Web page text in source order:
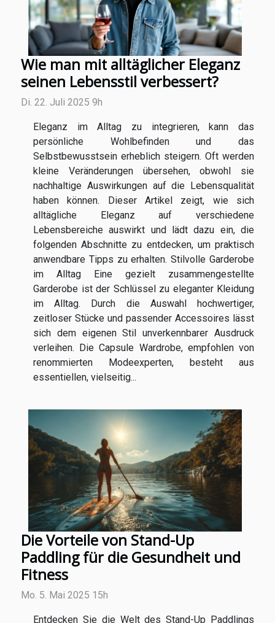
Wie man mit alltäglicher Eleganz
seinen Lebensstil verbessert?
Di. 22. Juli 2025 9h
Eleganz im Alltag zu integrieren, kann das
persönliche Wohlbefinden und das
Selbstbewusstsein erheblich steigern. Oft werden
kleine Veränderungen übersehen, obwohl sie
nachhaltige Auswirkungen auf die Lebensqualität
haben können. Dieser Artikel zeigt, wie sich
alltägliche Eleganz auf verschiedene
Lebensbereiche auswirkt und lädt dazu ein, die
folgenden Abschnitte zu entdecken, um praktisch
anwendbare Tipps zu erhalten. Stilvolle Garderobe
im Alltag Eine gezielt zusammengestellte
Garderobe ist der Schlüssel zu eleganter Kleidung
im Alltag. Durch die Auswahl hochwertiger,
zeitloser Stücke und passender Accessoires lässt
sich dem eigenen Stil unverkennbarer Ausdruck
verleihen. Die Capsule Wardrobe, empfohlen von
renommierten Modeexperten, besteht aus
essentiellen, vielseitig...
Die Vorteile von Stand-Up
Paddling für die Gesundheit und
Fitness
Mo. 5. Mai 2025 15h
Entdecken Sie die Welt des Stand-Up Paddlings